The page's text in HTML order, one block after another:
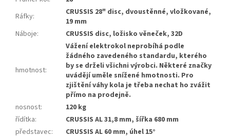
Ráfky:
CRUSSIS 28" disc, dvoustěnné, vložkované,
19 mm
Náboje: CRUSSIS disc, ložisko věneček, 32D
hmotnost:
Vážení elektrokol neprobíhá podle
žádného zavedeného standardu, kterého
by se drželi všichni výrobci. Některé značky
uvádějí uměle snížené hmotnosti. Pro
zjištění váhy kola je třeba nechat ho zvážit
přímo na prodejně.
nosnost:
120 kg
řídítka:
CRUSSIS AL 31,8 mm, šířka 680 mm
představec:
CRUSSIS AL 60 mm, úhel 15°